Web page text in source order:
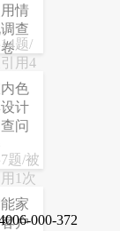
情
查
题/
用4
色
计
问
题/被
1次
家
户000-372